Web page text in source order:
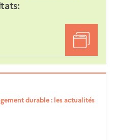
durable : les actualités